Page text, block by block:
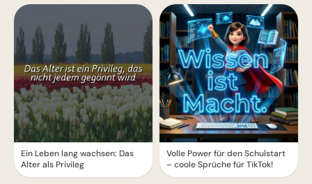
Ein Leben lang wachsen: Das
Alter als Privileg
Volle Power für den Schulstart
– coole Sprüche für TikTok!